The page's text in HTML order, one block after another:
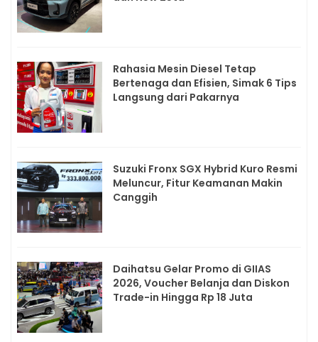
Rahasia Mesin Diesel Tetap
Bertenaga dan Efisien, Simak 6 Tips
Langsung dari Pakarnya
Suzuki Fronx SGX Hybrid Kuro Resmi
Meluncur, Fitur Keamanan Makin
Canggih
Daihatsu Gelar Promo di GIIAS
2026, Voucher Belanja dan Diskon
Trade-in Hingga Rp 18 Juta